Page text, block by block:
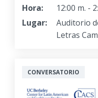
Hora:
12:00 m. -
Lugar:
Auditorio
Letras
CONVERSATORIO